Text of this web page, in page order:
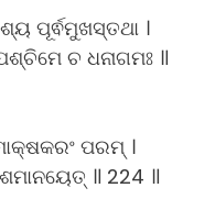
ପୂର୍ଵମୁଖସ୍ତଥା ।
ଚ ଧନାଗମଃ ॥
ପରମ୍ ।
॥ 224 ॥